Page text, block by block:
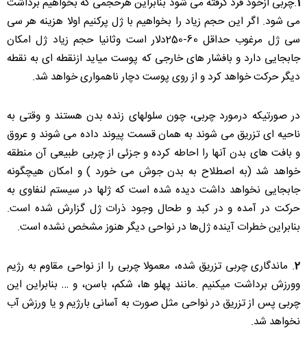
می شود. اگر این حجم زیاد را بخواهیم با ژل پركنیم اولا هزینه هر سی
سی ژل مرغوب حداقل 60-250دلار است وثانیا حجم زیاد ژل امكان
جابجایی دارد و بافشار های خارجی كه پوست میاید ازنقطه ای به نقطه
دیگر حركت خواهد كرد و از روی پوست دچار ناهمواری خواهد شد.
در صورتیكه درمورد چربی، چون سلولهای زنده بدن هستند و وقتی به
ناحیه ای تزریق می شوند به همان قسمت پیوند داده می شوند و عروق
و بافت های بدن آنها را احاطه كرده و جزئی از چربی طبیعی آن منطقه
خواهد شد (به اصطلاح به بدن جوش می خورد ) و امكان هیچگونه
جابجایی نخواهد داشت دیده شده است كه ژلها در سیستم لنفاوی به
حركت در آمده و در كبد و طحال وجود ذرات ژل گزارش شده است.
بنابراین خطرات آینده ژل‌ها در نواحی دیگر هنوز مشخص نشده است.
2. ماندگاری چربی تزریق شده،‌ معمولا چربی را از نواحی مقاوم به رژیم
وورزش برداشت میكنیم .مانند پهلو ها، شكم،‌ باسن،‌ و … بنابراین این
چربی پس از تزریق در نواحی مثل صورت به آسانی بارژیم و یا ورزش آب
نخواهد شد.